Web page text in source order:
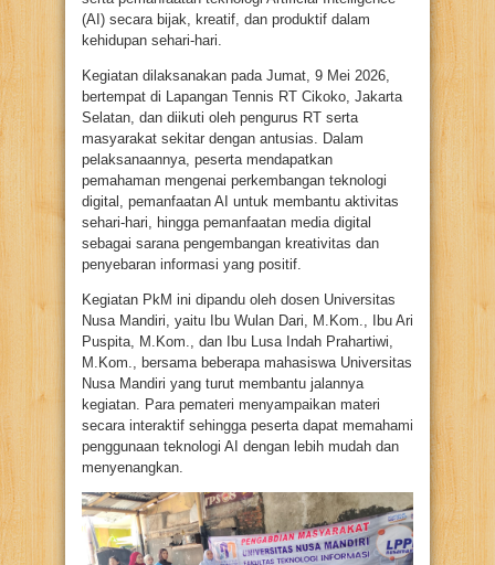
(AI) secara bijak, kreatif, dan produktif dalam
kehidupan sehari-hari.
Kegiatan dilaksanakan pada Jumat, 9 Mei 2026,
bertempat di Lapangan Tennis RT Cikoko, Jakarta
Selatan, dan diikuti oleh pengurus RT serta
masyarakat sekitar dengan antusias. Dalam
pelaksanaannya, peserta mendapatkan
pemahaman mengenai perkembangan teknologi
digital, pemanfaatan AI untuk membantu aktivitas
sehari-hari, hingga pemanfaatan media digital
sebagai sarana pengembangan kreativitas dan
penyebaran informasi yang positif.
Kegiatan PkM ini dipandu oleh dosen Universitas
Nusa Mandiri, yaitu Ibu Wulan Dari, M.Kom., Ibu Ari
Puspita, M.Kom., dan Ibu Lusa Indah Prahartiwi,
M.Kom., bersama beberapa mahasiswa Universitas
Nusa Mandiri yang turut membantu jalannya
kegiatan. Para pemateri menyampaikan materi
secara interaktif sehingga peserta dapat memahami
penggunaan teknologi AI dengan lebih mudah dan
menyenangkan.